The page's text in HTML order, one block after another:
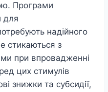
Програми
для
надійного
стикаються з
при впровадженні
цих стимулів
знижки та субсидії,